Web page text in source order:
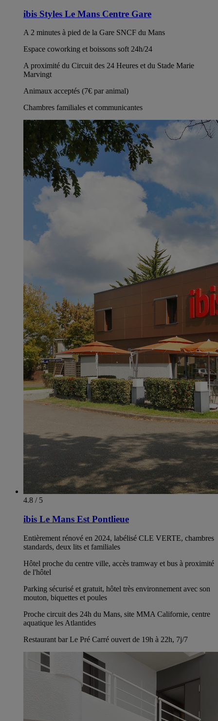
ibis Styles Le Mans Centre Gare
A 2 minutes à pied de la Gare SNCF du Mans
Espace coworking et boissons soft 24h/24
A proximité du Circuit des 24 Heures et du Stade Marie
Marvingt
Animaux acceptés (7€ par animal)
Chambres familiales et communicantes
4.8 / 5
ibis Le Mans Est Pontlieue
Entièrement rénové en 2024, labélisé CLE VERTE, chambres
standards, deux lits et familiales
Hôtel proche du centre ville, accès tramway et bus à proximité
de l'hôtel
Parking sécurisé et gratuit, hôtel très environnement avec son
mouton, biquettes et poules
Proche circuit des 24h du Mans, site MMA Californie, centre
aquatique les Atlantides
Restaurant bar Le Pré Carré ouvert de 19h à 22h, 7j/7